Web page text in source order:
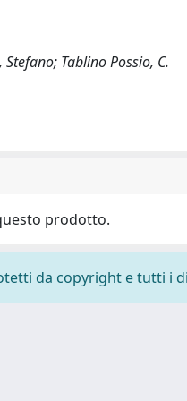
Stefano; Tablino Possio, C.
prodotto.
da copyright e tutti i